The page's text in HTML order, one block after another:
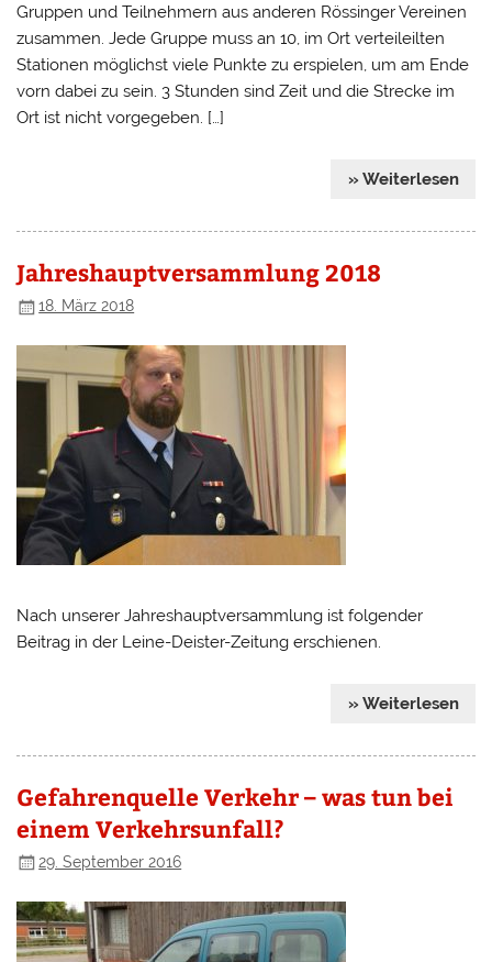
Gruppen und Teilnehmern aus anderen Rössinger Vereinen
zusammen. Jede Gruppe muss an 10, im Ort verteileilten
Stationen möglichst viele Punkte zu erspielen, um am Ende
vorn dabei zu sein. 3 Stunden sind Zeit und die Strecke im
Ort ist nicht vorgegeben. […]
» Weiterlesen
Jahreshauptversammlung 2018
18. März 2018
Nach unserer Jahreshauptversammlung ist folgender
Beitrag in der Leine-Deister-Zeitung erschienen.
» Weiterlesen
Gefahrenquelle Verkehr – was tun bei
einem Verkehrsunfall?
29. September 2016